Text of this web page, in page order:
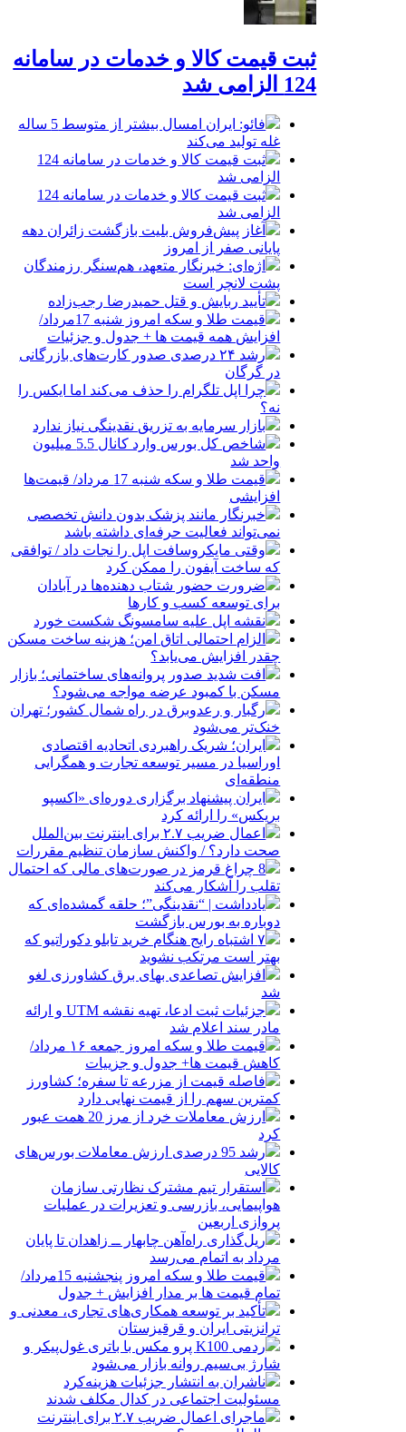
ثبت قیمت کالا و خدمات در سامانه
124 الزامی شد
فائو: ایران امسال بیشتر از متوسط 5 ساله
غله تولید می‌کند
ثبت قیمت کالا و خدمات در سامانه 124
الزامی شد
ثبت قیمت کالا و خدمات در سامانه 124
الزامی شد
آغاز پیش‌فروش بلیت بازگشت زائران دهه
پایانی صفر از امروز
اژه‌ای: خبرنگار متعهد، هم‌سنگر رزمندگان
پشت لانچر است
تأیید ربایش و قتل حمیدرضا رجب‌زاده
قیمت طلا و سکه امروز شنبه 17مرداد/
افزایش همه قیمت ها + جدول و جزئیات
رشد ۲۴ درصدی صدور کارت‌های بازرگانی
در گرگان
چرا اپل تلگرام را حذف می‌کند اما ایکس را
نه؟
بازار سرمایه به تزریق نقدینگی نیاز ندارد
شاخص کل بورس وارد کانال 5.5 میلیون
واحد شد
قیمت طلا و سکه شنبه 17 مرداد/ قیمت‌ها
افزایشی
خبرنگار مانند پزشک بدون دانش تخصصی
نمی‌تواند فعالیت حرفه‌ای داشته باشد
وقتی مایکروسافت اپل را نجات داد / توافقی
که ساخت آیفون را ممکن کرد
ضرورت حضور شتاب ‌دهنده‌ها در آبادان
برای توسعه کسب‌ و کارها
نقشه اپل علیه سامسونگ شکست خورد
الزام احتمالی اتاق امن؛ هزینه ساخت مسکن
چقدر افزایش می‌یابد؟
افت شدید صدور پروانه‌های ساختمانی؛ بازار
مسکن با کمبود عرضه مواجه می‌شود؟
رگبار و رعدوبرق در راه شمال کشور؛ تهران
خنک‌تر می‌شود
ایران؛ شریک راهبردی اتحادیه اقتصادی
اوراسیا در مسیر توسعه تجارت و همگرایی
منطقه‌ای
ایران پیشنهاد برگزاری دوره‌ای «اکسپو
بریکس» را ارائه کرد
اعمال ضریب ۲.۷ برای اینترنت بین‌الملل
صحت دارد؟ / واکنش سازمان تنظیم مقررات
8 چراغ قرمز در صورت‌های مالی که احتمال
تقلب را آشکار می‌کند
یادداشت | “نقدینگی”؛ حلقه گمشده‌ای که
دوباره به بورس بازگشت
۷ اشتباه رایج هنگام خرید تابلو دکوراتیو که
بهتر است مرتکب نشوید
افزایش تصاعدی بهای برق کشاورزی لغو
شد
جزئیات ثبت ادعا، تهیه نقشه UTM و ارائه
مادر سند اعلام شد
قیمت طلا و سکه امروز جمعه ۱۶ مرداد/
کاهش قیمت ها+ جدول و جزییات
فاصله قیمت از مزرعه تا سفره؛ کشاورز
کمترین سهم را از قیمت نهایی دارد
ارزش معاملات خرد از مرز 20 همت عبور
کرد
رشد 95 درصدی ارزش معاملات بورس‌های
کالایی
استقرار تیم مشترک نظارتی سازمان
هواپیمایی، بازرسی و تعزیرات در عملیات
پروازی اربعین
ریل‌گذاری راه‌آهن چابهار ــ زاهدان تا پایان
مرداد به اتمام می‌رسد
قیمت طلا و سکه امروز پنجشنبه 15مرداد/
تمام قیمت ها بر مدار افزایش + جدول
تأکید بر توسعه همکاری‌های تجاری، معدنی و
ترانزیتی ایران و قرقیزستان
ردمی K100 پرو مکس با باتری غول‌پیکر و
شارژ بی‌سیم روانه بازار می‌شود
ناشران به انتشار جزئیات هزینه‌کرد
مسئولیت اجتماعی در کدال مکلف شدند
ماجرای اعمال ضریب ۲.۷ برای اینترنت